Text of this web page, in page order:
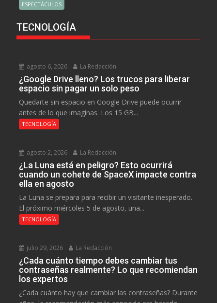
ESPECTÁCULOS
TECNOLOGÍA
agosto 6, 2026 La Redacción
¿Google Drive lleno? Los trucos para liberar
espacio sin pagar un solo peso
Quedarte sin espacio en Google Drive puede ocurrir
antes de lo que imaginas. Los 15 GB...
TECNOLOGÍA
agosto 2, 2026 La Redacción
¿La Luna está en peligro? Esto ocurrirá
cuando un cohete de SpaceX impacte contra
ella en agosto
La Luna se prepara para recibir un visitante inesperado.
El próximo miércoles 5 de agosto, una...
TECNOLOGÍA
julio 29, 2026 La Redacción
¿Cada cuánto tiempo debes cambiar tus
contraseñas realmente? Lo que recomiendan
los expertos
¿Cada cuánto hay que cambiar las contraseñas? Durante